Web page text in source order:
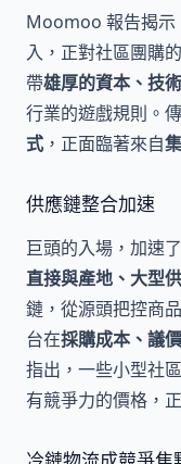
Moomoo 報告揭示
入，正對社區團購
帶雄厚的資本、技
行業的遊戲規則。
式 ，正面臨著來自
供應鏈整合加速
巨頭的入場，加速
直接與產地、大型
鏈，從源頭把控商
台在採購成本、議
指出，一些小型社
有競爭力的價格，